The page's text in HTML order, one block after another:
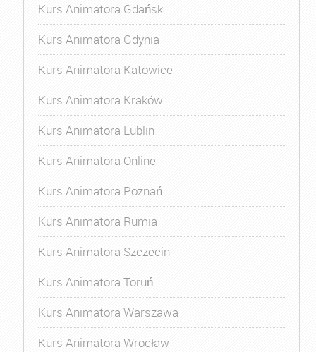
Kurs Animatora Gdańsk
Kurs Animatora Gdynia
Kurs Animatora Katowice
Kurs Animatora Kraków
Kurs Animatora Lublin
Kurs Animatora Online
Kurs Animatora Poznań
Kurs Animatora Rumia
Kurs Animatora Szczecin
Kurs Animatora Toruń
Kurs Animatora Warszawa
Kurs Animatora Wrocław